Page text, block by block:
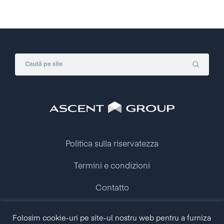
Copyright © 2009 - 2026 Ascent Group.
Politica sulla riservatezza
Termini e condizioni
Contatto
Folosim cookie-uri pe site-ul nostru web pentru a furniza